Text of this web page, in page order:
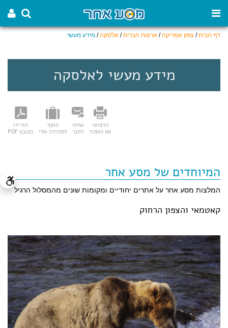
דף הבית/ צפון אמריקה/ ארצות הברית/ אלסקה/ מידע מעשי
מידע מעשי לאלסקה
הדפיסו
את העמוד
שלחו
לחבר
הוסף
למזוודה שלי
הורידו
כקובץ PDF
המיוחדים של מסע אחר
המלצות מסע אחר על אתרים יחודיים ומקומות שונים מהמסלול הרגיל
קאטמאי והצפון הרחוק